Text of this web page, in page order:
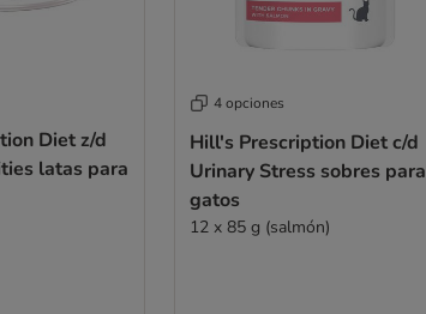
Diet z/d
latas para
4 opciones
Hill's Prescription Diet c/d
Urinary Stress sobres para
gatos
12 x 85 g (salmón)